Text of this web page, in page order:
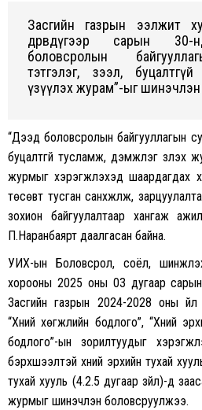
Засгийн газрын ээлжит
дөрөвдүгээр сарын
боловсролын
тэтгэлэг, зээл,
үзүүлэх журам”-ыг шинэчлэн
“Дээд боловсролын байгууллагын
буцалтгүй тусламж, дэмжлэг
журмыг хэрэгжүүлэхэд шаардагдах
төсөвт тусган санхүүжүүлж,
зохион байгуулалтаар хангаж
П.Наранбаярт даалгасан байна.
УИХ-ын Боловсрол, соёл,
хорооны 2025 оны 03 дугаар
Засгийн газрын 2024-2028 оны
“Хүний хөгжлийн бодлого”, “Хүний
бодлого”-ын зорилтуудыг
бэрхшээлтэй хүний эрхийн тухай
тухай хууль (4.2.5 дугаар зүйл)-д
журмыг шинэчлэн боловсруулжээ.